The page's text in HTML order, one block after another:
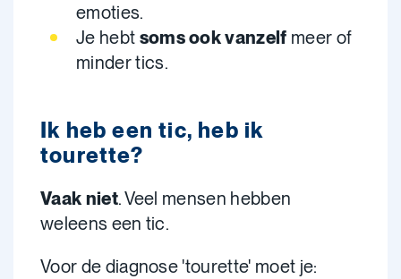
emoties.
Je hebt soms ook vanzelf meer of
minder tics.
Ik heb een tic, heb ik
tourette?
Vaak niet. Veel mensen hebben
weleens een tic.
Voor de diagnose 'tourette' moet je: